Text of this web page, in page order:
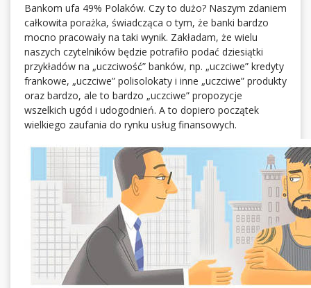
Bankom ufa 49% Polaków. Czy to dużo? Naszym zdaniem
całkowita porażka, świadcząca o tym, że banki bardzo
mocno pracowały na taki wynik. Zakładam, że wielu
naszych czytelników będzie potrafiło podać dziesiątki
przykładów na „uczciwość” banków, np. „uczciwe” kredyty
frankowe, „uczciwe” polisolokaty i inne „uczciwe” produkty
oraz bardzo, ale to bardzo „uczciwe” propozycje
wszelkich ugód i udogodnień. A to dopiero początek
wielkiego zaufania do rynku usług finansowych.